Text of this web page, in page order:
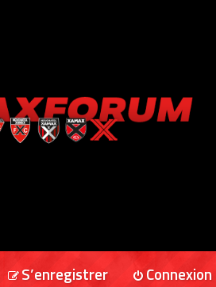
Connexion
S’enregistrer